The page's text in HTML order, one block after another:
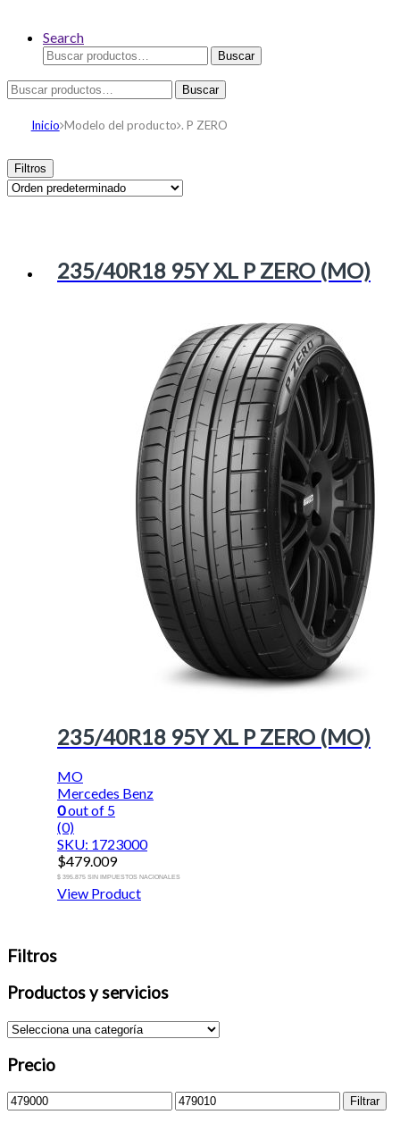
Search
Buscar
por:
Buscar
Buscar
por:
Buscar
Inicio Modelo del producto . P ZERO
Filtros
235/40R18 95Y XL P ZERO (MO)
235/40R18 95Y XL P ZERO (MO)
MO
Mercedes Benz
0out of 5
(0)
SKU: 1723000
$479.009
$ 395.875 SIN IMPUESTOS NACIONALES
View Product
Filtros
Productos y servicios
Precio
Precio
mínimo
Precio
máximo
Filtrar